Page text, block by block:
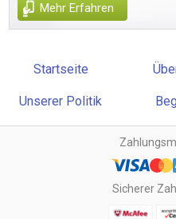
Mehr Erfahren
Startseite
Unserer Politik
Sicherer